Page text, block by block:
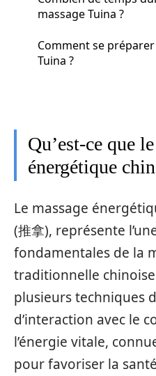
massage Tuina ?
Comment se
Tuina ?
Qu’est-ce que
énergétique
Le massage
(推拿), représente
fondamentales de la
traditionnelle
plusieurs techniques
d’interaction avec le
l’énergie vitale,
pour favoriser la